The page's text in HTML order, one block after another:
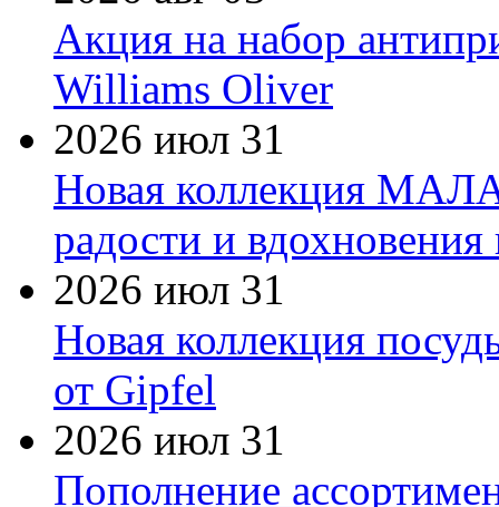
Акция на набор
Williams Oliver
2026 июл 31
Новая коллекция
радости и
2026 июл 31
Новая коллекция
от Gipfel
2026 июл 31
Пополнение